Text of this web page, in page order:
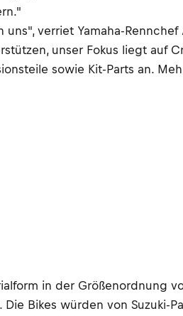
verriet Yamaha-Rennchef
unser Fokus liegt auf
sowie Kit-Parts an.
in der Größenordnung
Bikes würden von Suzuki-